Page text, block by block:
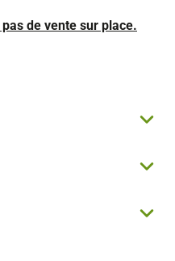
de vente sur place.